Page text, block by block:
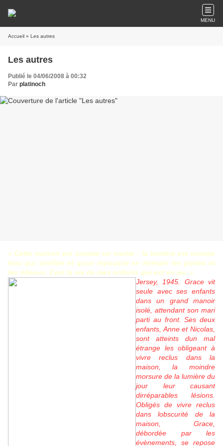
MENU
Accueil » Les autres
Les autres
Publié le 04/06/2008 à 00:32
Par platinoch
« Cette maison est comme un navire : la lumière est comme
leau qui sinfiltre et quon repousse en fermant les portes et
les rideaux. Cest la vie de mes enfants qui est en jeu »
Jersey, 1945. Grace vit
seule avec ses enfants
dans un grand manoir
isolé, attendant son mari
parti au front. Ses deux
enfants, Anne et Nicolas,
sont atteints dun mal
étrange les obligeant à
vivre reclus dans la
maison, la moindre
morsure de la lumière du
jour leur causant
dirréparables lésions.
Obligés de vivre reclus
dans lobscurité de la
maison, Grace,
débordée par les
évènements, se repose